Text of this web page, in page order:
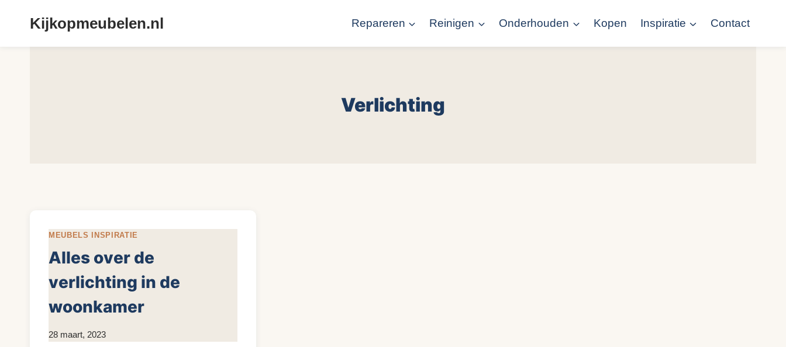
Kijkopmeubelen.nl Repareren Reinigen Onderhouden Kopen Inspiratie Contact
Verlichting
MEUBELS INSPIRATIE
Alles over de
verlichting in de
woonkamer
Door
28 maart, 2023